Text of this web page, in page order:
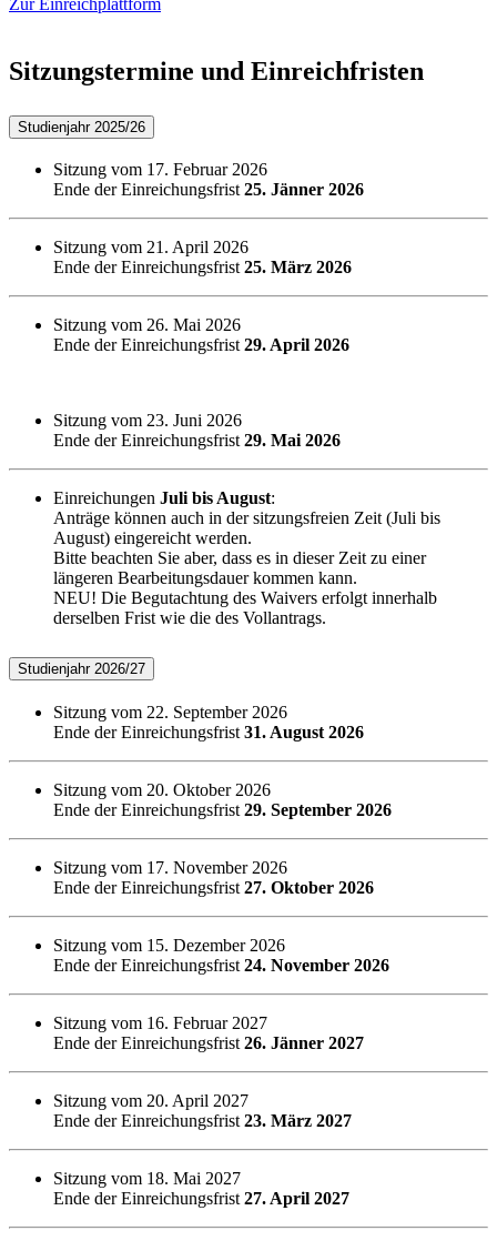
Sitzungstermine und Einreichfristen
Studienjahr 2025/26
Sitzung vom 17. Februar 2026
Ende der Einreichungsfrist25. Jänner 2026
Sitzung vom 21. April 2026
Ende der Einreichungsfrist25. März 2026
Sitzung vom 26. Mai 2026
Ende der Einreichungsfrist29. April 2026
Sitzung vom 23. Juni 2026
Ende der Einreichungsfrist29. Mai 2026
Einreichungen Juli bis August:
Anträge können auch in der sitzungsfreien Zeit (Juli bis
August) eingereicht werden.
Bitte beachten Sie aber, dass es in dieser Zeit zu einer
längeren Bearbeitungsdauer kommen kann.
NEU! Die Begutachtung des Waivers erfolgt innerhalb
derselben Frist wie die des Vollantrags.
Studienjahr 2026/27
Sitzung vom 22. September 2026
Ende der Einreichungsfrist 31. August 2026
Sitzung vom 20. Oktober 2026
Ende der Einreichungsfrist 29. September 2026
Sitzung vom 17. November 2026
Ende der Einreichungsfrist 27. Oktober 2026
Sitzung vom 15. Dezember 2026
Ende der Einreichungsfrist 24. November 2026
Sitzung vom 16. Februar 2027
Ende der Einreichungsfrist 26. Jänner 2027
Sitzung vom 20. April 2027
Ende der Einreichungsfrist 23. März 2027
Sitzung vom 18. Mai 2027
Ende der Einreichungsfrist 27. April 2027